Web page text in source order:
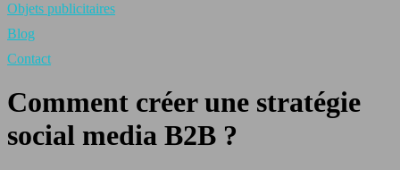
Objets publicitaires
Blog
Contact
Comment créer une stratégie
social media B2B ?